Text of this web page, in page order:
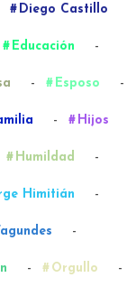
Diego Castillo
Educación -
- Esposo -
- Hijos
Humildad -
Himitián -
-
- Orgullo -